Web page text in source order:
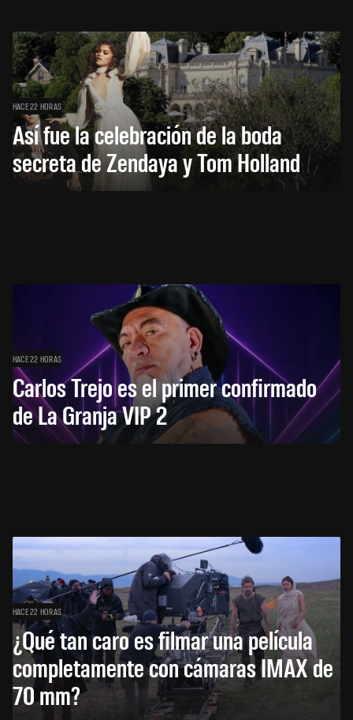
HACE 22 HORAS
Así fue la celebración de la boda
secreta de Zendaya y Tom Holland
HACE 22 HORAS
Carlos Trejo es el primer confirmado
de La Granja VIP 2
HACE 22 HORAS
¿Qué tan caro es filmar una película
completamente con cámaras IMAX de
70 mm?